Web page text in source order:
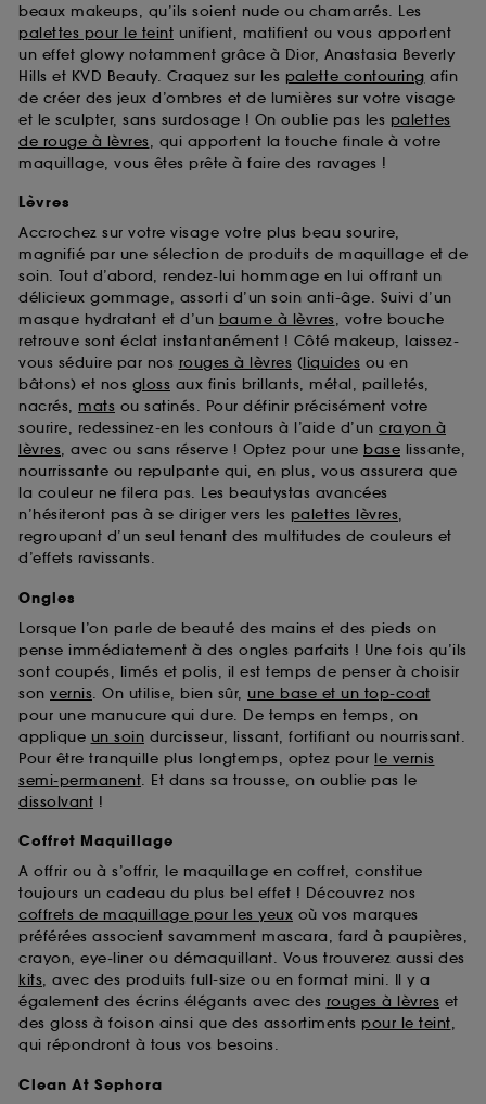
beaux makeups, qu’ils soient nude ou chamarrés. Les
palettes pour le teint unifient, matifient ou vous apportent
un effet glowy notamment grâce à Dior, Anastasia Beverly
Hills et KVD Beauty. Craquez sur les palette contouring afin
de créer des jeux d’ombres et de lumières sur votre visage
et le sculpter, sans surdosage ! On oublie pas les palettes
de rouge à lèvres, qui apportent la touche finale à votre
maquillage, vous êtes prête à faire des ravages !
Lèvres
Accrochez sur votre visage votre plus beau sourire,
magnifié par une sélection de produits de maquillage et de
soin. Tout d’abord, rendez-lui hommage en lui offrant un
délicieux gommage, assorti d’un soin anti-âge. Suivi d’un
masque hydratant et d’un baume à lèvres, votre bouche
retrouve sont éclat instantanément ! Côté makeup, laissez-
vous séduire par nos rouges à lèvres (liquides ou en
bâtons) et nos gloss aux finis brillants, métal, pailletés,
nacrés, mats ou satinés. Pour définir précisément votre
sourire, redessinez-en les contours à l’aide d’un crayon à
lèvres, avec ou sans réserve ! Optez pour une base lissante,
nourrissante ou repulpante qui, en plus, vous assurera que
la couleur ne filera pas. Les beautystas avancées
n’hésiteront pas à se diriger vers les palettes lèvres,
regroupant d’un seul tenant des multitudes de couleurs et
d’effets ravissants.
Ongles
Lorsque l’on parle de beauté des mains et des pieds on
pense immédiatement à des ongles parfaits ! Une fois qu’ils
sont coupés, limés et polis, il est temps de penser à choisir
son vernis. On utilise, bien sûr, une base et un top-coat
pour une manucure qui dure. De temps en temps, on
applique un soin durcisseur, lissant, fortifiant ou nourrissant.
Pour être tranquille plus longtemps, optez pour le vernis
semi-permanent. Et dans sa trousse, on oublie pas le
dissolvant !
Coffret Maquillage
A offrir ou à s’offrir, le maquillage en coffret, constitue
toujours un cadeau du plus bel effet ! Découvrez nos
coffrets de maquillage pour les yeux où vos marques
préférées associent savamment mascara, fard à paupières,
crayon, eye-liner ou démaquillant. Vous trouverez aussi des
kits, avec des produits full-size ou en format mini. Il y a
également des écrins élégants avec des rouges à lèvres et
des gloss à foison ainsi que des assortiments pour le teint,
qui répondront à tous vos besoins.
Clean At Sephora